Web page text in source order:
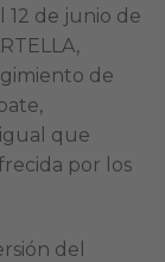
12 de junio de
de
que
por los
del